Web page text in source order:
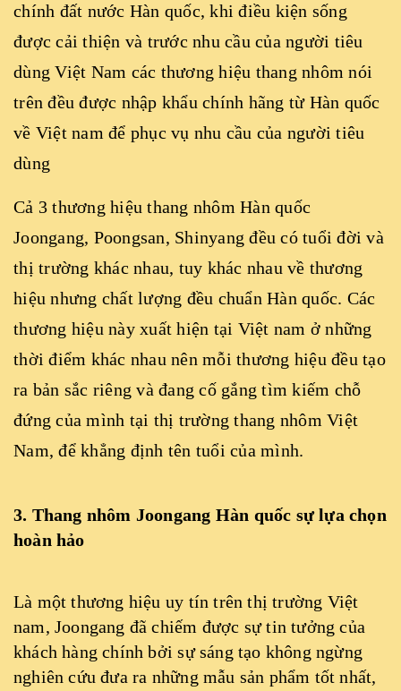
chính đất nước Hàn quốc, khi điều kiện sống
được cải thiện và trước nhu cầu của người tiêu
dùng Việt Nam các thương hiệu thang nhôm nói
trên đều được nhập khẩu chính hãng từ Hàn quốc
về Việt nam để phục vụ nhu cầu của người tiêu
dùng
Cả 3 thương hiệu thang nhôm Hàn quốc
Joongang, Poongsan, Shinyang đều có tuổi đời và
thị trường khác nhau, tuy khác nhau về thương
hiệu nhưng chất lượng đều chuẩn Hàn quốc. Các
thương hiệu này xuất hiện tại Việt nam ở những
thời điểm khác nhau nên mỗi thương hiệu đều tạo
ra bản sắc riêng và đang cố gắng tìm kiếm chỗ
đứng của mình tại thị trường thang nhôm Việt
Nam, để khẳng định tên tuổi của mình.
3. Thang nhôm Joongang Hàn quốc sự lựa chọn
hoàn hảo
Là một thương hiệu uy tín trên thị trường Việt
nam, Joongang đã chiếm được sự tin tưởng của
khách hàng chính bởi sự sáng tạo không ngừng
nghiên cứu đưa ra những mẫu sản phẩm tốt nhất,